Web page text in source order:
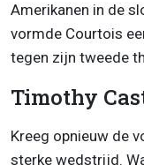
Amerikanen in de
vormde Courtois
tegen zijn tweede
Timothy
Kreeg opnieuw de
sterke wedstrijd.